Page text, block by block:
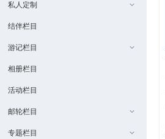
私人定制
结伴栏目
游记栏目
相册栏目
活动栏目
邮轮栏目
专题栏目